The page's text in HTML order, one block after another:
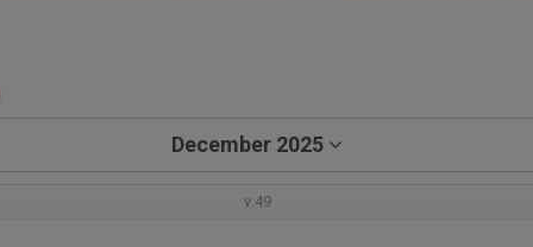
December 2025
v.49